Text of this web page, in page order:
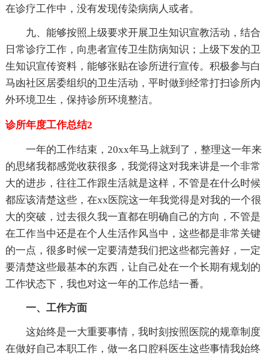
在诊疗工作中，没有发现传染病病人或者。
九、能够按照上级要求开展卫生知识宣教活动，结合
日常诊疗工作，向患者宣传卫生防病知识；上级下发的卫
生知识宣传资料，能够张贴在诊所进行宣传。积极参与白
马凼社区居委组织的卫生活动，平时做到经常打扫诊所内
外环境卫生，保持诊所环境整洁。
诊所年度工作总结2
一年的工作结束，20xx年马上就到了，整理这一年来
的思绪我都感觉收获很多，我觉得这对我来讲是一个非常
大的进步，往往工作跟生活就是这样，不管是在什么时候
都应该清楚这些，在xx医院这一年我觉得是对我的一个很
大的突破，过去很久我一直都在明确自己的方向，不管是
在工作当中还是在个人生活作风当中，这些都是非常关键
的一点，很多时候一定要清楚我们把这些都完善好，一定
要清楚这些最基本的东西，让自己处在一个长期有规划的
工作状态下，我也对这一年的工作总结一番。
一、工作方面
这始终是一大重要事情，我时刻按照医院的规章制度
在做好自己本职工作，做一名口腔科医生这些事情我始终